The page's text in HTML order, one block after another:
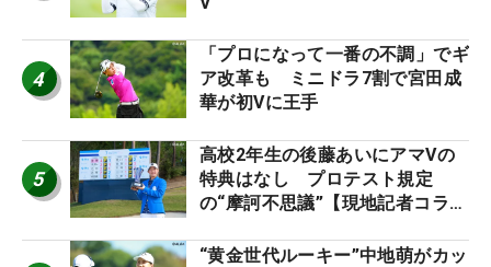
4
「プロになって一番の不調」でギ
ア改革も ミニドラ7割で宮田成
華が初Vに王手
5
高校2年生の後藤あいにアマVの
特典はなし プロテスト規定
の“摩訶不思議”【現地記者コラ
“黄金世代ルーキー”中地萌がカッ